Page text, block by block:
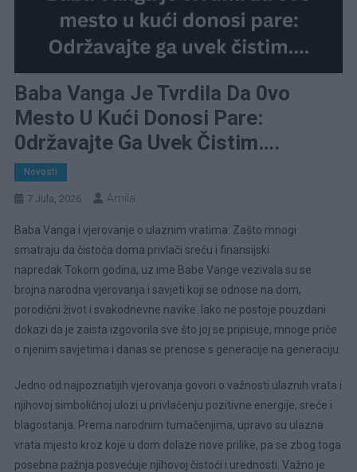
Baba Vanga Je Tvrdila Da 0vo
Mesto U Kući Donosi Pare:
0državajte Ga Uvek Čistim….
Novosti
7 Jula, 2026 Amila
Baba Vanga i vjerovanje o ulaznim vratima: Zašto mnogi
smatraju da čistoća doma privlači sreću i finansijski
napredak Tokom godina, uz ime Babe Vange vezivala su se
brojna narodna vjerovanja i savjeti koji se odnose na dom,
porodični život i svakodnevne navike. Iako ne postoje pouzdani
dokazi da je zaista izgovorila sve što joj se pripisuje, mnoge priče
o njenim savjetima i danas se prenose s generacije na generaciju.
Jedno od najpoznatijih vjerovanja govori o važnosti ulaznih vrata i
njihovoj simboličnoj ulozi u privlačenju pozitivne energije, sreće i
blagostanja. Prema narodnim tumačenjima, upravo su ulazna
vrata mjesto kroz koje u dom dolaze nove prilike, pa se zbog toga
posebna pažnja posvećuje njihovoj čistoći i urednosti. Važno je